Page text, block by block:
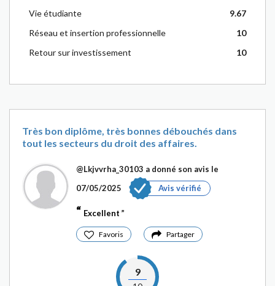
Vie étudiante
9.67
Réseau et insertion professionnelle
10
Retour sur investissement
10
Très bon diplôme, très bonnes débouchés dans
tout les secteurs du droit des affaires.
@Lkjvvrha_30103 a donné son avis le
07/05/2025
Avis vérifié
Excellent
Favoris Partager
9